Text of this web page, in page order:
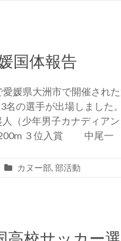
国体報告
媛県大洲市で開催され
名の選手が出場しました
（少年男子カナディアン
３位入賞 中尾一
カヌー部,部活動